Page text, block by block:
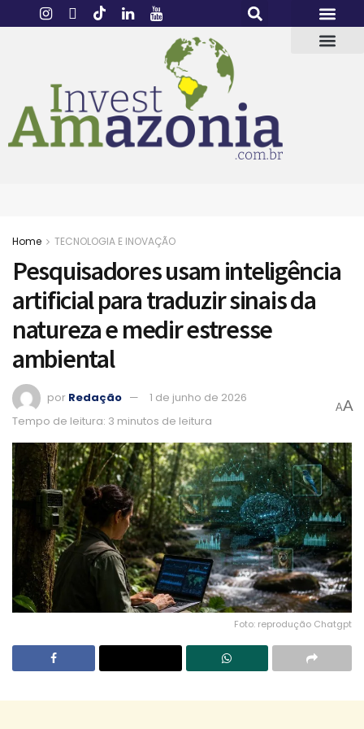
Home TECNOLOGIA E INOVAÇÃO
Pesquisadores usam inteligência
artificial para traduzir sinais da
natureza e medir estresse
ambiental
por Redação
1 de junho de 2026
Tempo de leitura: 3 minutos de leitura
AA
Foto: reprodução Chatgpt